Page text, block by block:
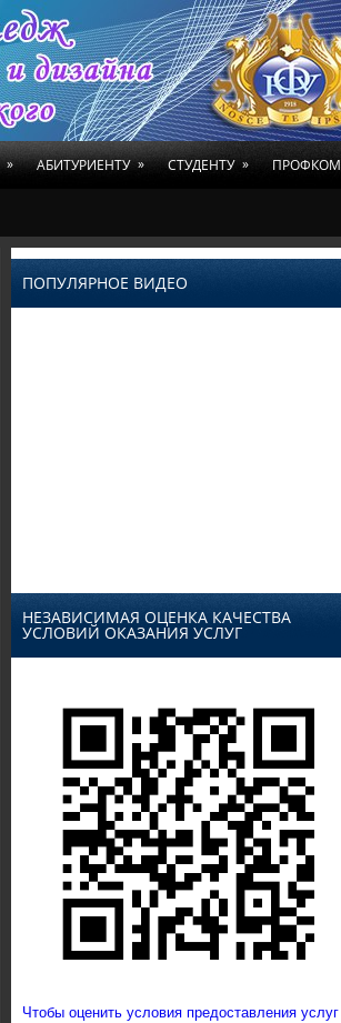
» АБИТУРИЕНТУ » СТУДЕНТУ » ПРОФКОМ
ПОПУЛЯРНОЕ ВИДЕО
НЕЗАВИСИМАЯ ОЦЕНКА КАЧЕСТВА
УСЛОВИЙ ОКАЗАНИЯ УСЛУГ
Чтобы оценить условия предоставления услуг